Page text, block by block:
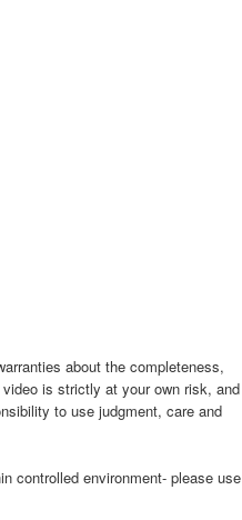
about the completeness,
is strictly at your own risk, and
to use judgment, care and
controlled environment- please use